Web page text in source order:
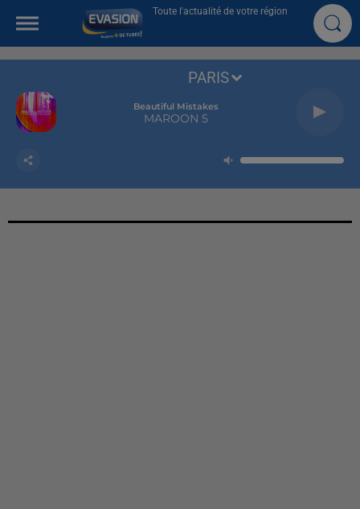
Toute l'actualité de votre région
Beautiful Mistakes
MAROON 5
PARIS